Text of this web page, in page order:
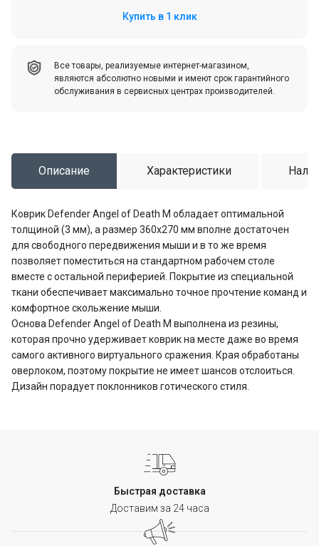
Купить в 1 клик
Все товары, реализуемые интернет-магазином,
являются абсолютно новыми и имеют срок гарантийного
обслуживания в сервисных центрах производителей.
Описание Характеристики
Коврик Defender Angel of Death M обладает оптимальной
толщиной (3 мм), а размер 360x270 мм вполне достаточен
для свободного передвижения мыши и в то же время
позволяет поместиться на стандартном рабочем столе
вместе с остальной периферией. Покрытие из специальной
ткани обеспечивает максимально точное прочтение команд и
комфортное скольжение мыши.
Основа Defender Angel of Death M выполнена из резины,
которая прочно удерживает коврик на месте даже во время
самого активного виртуального сражения. Края обработаны
оверлоком, поэтому покрытие не имеет шансов отслоиться.
Дизайн порадует поклонников готического стиля.
Быстрая доставка
Доставим за 24 часа